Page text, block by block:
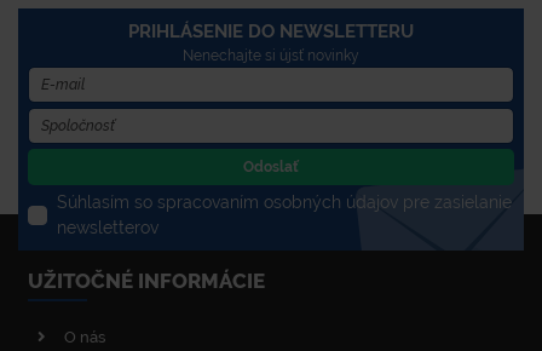
PRIHLÁSENIE DO NEWSLETTERU
Nenechajte si újsť novinky
Odoslať
Súhlasím so spracovaním osobných údajov pre zasielanie
newsletterov
UŽITOČNÉ INFORMÁCIE
O nás